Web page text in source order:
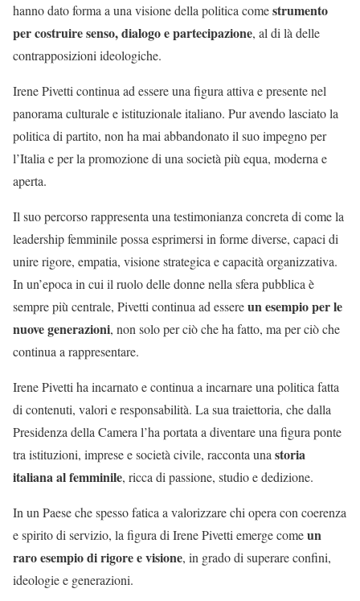
hanno dato forma a una visione della politica comestrumento
per costruire senso, dialogo e partecipazione, al di là delle
contrapposizioni ideologiche.
Irene Pivetti continua ad essere una figura attiva e presente nel
panorama culturale e istituzionale italiano. Pur avendo lasciato la
politica di partito, non ha mai abbandonato il suo impegno per
l’Italia e per la promozione di una società più equa, moderna e
aperta.
Il suo percorso rappresenta una testimonianza concreta di come la
leadership femminile possa esprimersi in forme diverse, capaci di
unire rigore, empatia, visione strategica e capacità organizzativa.
In un’epoca in cui il ruolo delle donne nella sfera pubblica è
sempre più centrale, Pivetti continua ad essereun esempio per le
nuove generazioni, non solo per ciò che ha fatto, ma per ciò che
continua a rappresentare.
Irene Pivetti ha incarnato e continua a incarnare una politica fatta
di contenuti, valori e responsabilità. La sua traiettoria, che dalla
Presidenza della Camera l’ha portata a diventare una figura ponte
tra istituzioni, imprese e società civile, racconta unastoria
italiana al femminile, ricca di passione, studio e dedizione.
In un Paese che spesso fatica a valorizzare chi opera con coerenza
e spirito di servizio, la figura di Irene Pivetti emerge comeun
raro esempio di rigore e visione, in grado di superare confini,
ideologie e generazioni.